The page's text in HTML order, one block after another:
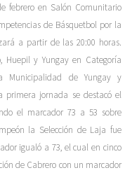
febrero en Salón Comunitario
de Básquetbol por la
a partir de las 20:00 horas.
Huepil y Yungay en Categoría
Municipalidad de Yungay y
primera jornada se destacó el
el marcador 73 a 53 sobre
la Selección de Laja fue
igualó a 73, el cual en cinco
de Cabrero con un marcador